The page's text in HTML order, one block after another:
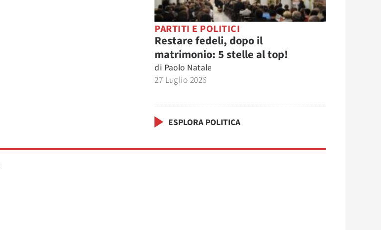
PARTITI E POLITICI
Restare fedeli, dopo il
matrimonio: 5 stelle al top!
di Paolo Natale
27 Luglio 2026
ESPLORA POLITICA